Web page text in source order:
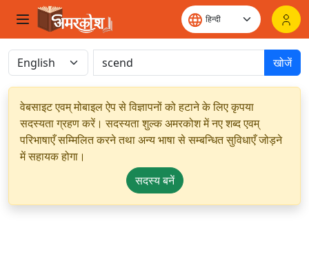
खोजें
वेबसाइट एवम् मोबाइल ऐप से विज्ञापनों को हटाने के लिए कृपया
सदस्यता ग्रहण करें। सदस्यता शुल्क अमरकोश में नए शब्द एवम्
परिभाषाएँ सम्मिलित करने तथा अन्य भाषा से सम्बन्धित सुविधाएँ जोड़ने
में सहायक होगा।
सदस्य बनें